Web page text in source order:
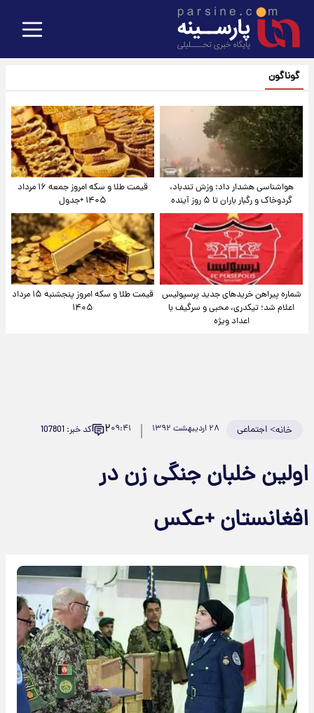
گوناگون
هواشناسی هشدار داد: وزش تندباد،
گردوخاک و رگبار باران تا ۵ روز آینده
قیمت طلا و سکه امروز جمعه ۱۶ مرداد
۱۴۰۵ +جدول
شماره پیراهن خریدهای جدید پرسپولیس
اعلام شد؛ تیکدری، محبی و سرگیف با
اعداد ویژه
قیمت طلا و سکه امروز پنجشنبه ۱۵ مرداد
۱۴۰۵
خانه>اجتماعی ۲۸ اردیبهشت ۱۳۹۲ ۰۹:۴۱۲ کد خبر: 107801
اولین خلبان جنگی زن در
افغانستان +عکس